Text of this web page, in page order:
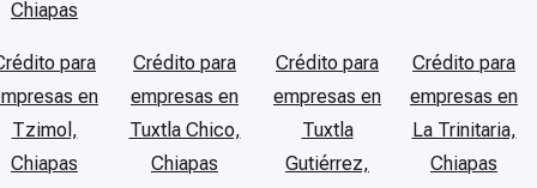
Chiapas
para
en
Tzimol,
Chiapas
Crédito para
empresas en
Tuxtla Chico,
Chiapas
Crédito para
empresas en
Tuxtla
Gutiérrez,
Crédito para
empresas en
La Trinitaria,
Chiapas